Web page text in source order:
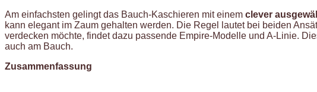
Am einfachsten gelingt das Bauch-Kaschieren mit einem clever
kann elegant im Zaum gehalten werden. Die Regel lautet bei beiden
verdecken möchte, findet dazu passende Empire-Modelle und A-Linie.
auch am Bauch.
Zusammenfassung